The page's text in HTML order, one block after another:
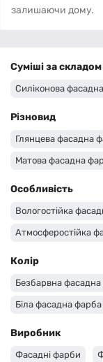
залишаючи дому.
Суміші за складом
Силіконова
Різновид
Глянцева фасадна
Матова фасадна
Особливість
Вологостійка
Атмосферостійка
Колір
Безбарвна
Біла фасадна фарба
Виробник
Фасадні фарби